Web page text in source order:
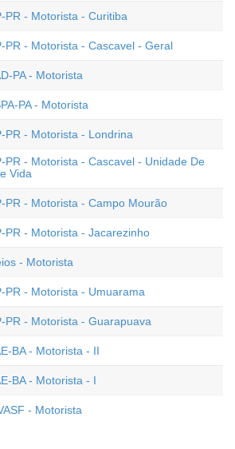
PR - Motorista - Curitiba
PR - Motorista - Cascavel - Geral
PA - Motorista
PA - Motorista
PR - Motorista - Londrina
PR - Motorista - Cascavel - Unidade De
Vida
PR - Motorista - Campo Mourão
PR - Motorista - Jacarezinho
- Motorista
PR - Motorista - Umuarama
PR - Motorista - Guarapuava
BA - Motorista - II
BA - Motorista - I
- Motorista